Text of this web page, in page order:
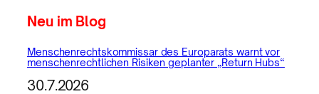
Neu im Blog
Menschenrechtskommissar des Europarats warnt vor
menschenrechtlichen Risiken geplanter „Return Hubs“
30.7.2026